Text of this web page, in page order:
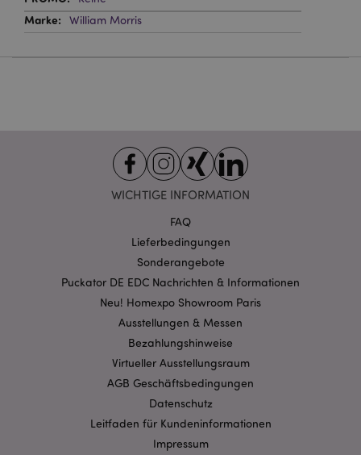
William Morris
WICHTIGE INFORMATION
FAQ
Lieferbedingungen
Sonderangebote
Puckator DE EDC Nachrichten & Informationen
Neu! Homexpo Showroom Paris
Ausstellungen & Messen
Bezahlungshinweise
Virtueller Ausstellungsraum
AGB Geschäftsbedingungen
Datenschutz
Leitfaden für Kundeninformationen
Impressum
Provider/
mage-cache-storage-section-
PHPSESSID
PHP.net
.www.puckator.de
Datenschutzbestimmungen von Google